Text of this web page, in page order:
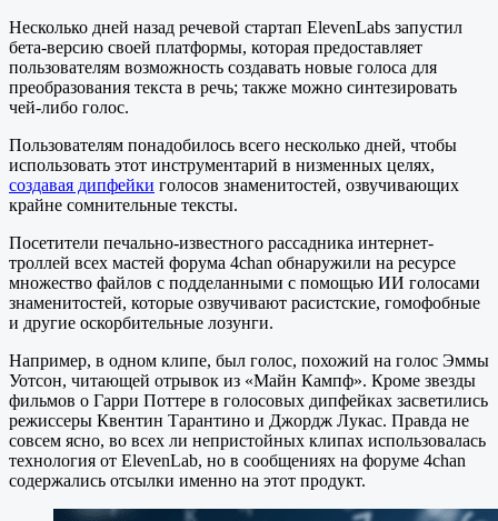
Несколько дней назад речевой стартап ElevenLabs запустил
бета-версию своей платформы, которая предоставляет
пользователям возможность создавать новые голоса для
преобразования текста в речь; также можно синтезировать
чей-либо голос.
Пользователям понадобилось всего несколько дней, чтобы
использовать этот инструментарий в низменных целях,
создавая дипфейки голосов знаменитостей, озвучивающих
крайне сомнительные тексты.
Посетители печально-известного рассадника интернет-
троллей всех мастей форума 4chan обнаружили на ресурсе
множество файлов с подделанными с помощью ИИ голосами
знаменитостей, которые озвучивают расистские, гомофобные
и другие оскорбительные лозунги.
Например, в одном клипе, был голос, похожий на голос Эммы
Уотсон, читающей отрывок из «Майн Кампф». Кроме звезды
фильмов о Гарри Поттере в голосовых дипфейках засветились
режиссеры Квентин Тарантино и Джордж Лукас. Правда не
совсем ясно, во всех ли непристойных клипах использовалась
технология от ElevenLab, но в сообщениях на форуме 4chan
содержались отсылки именно на этот продукт.